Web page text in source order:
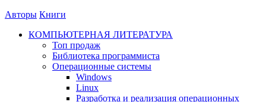
Авторы Книги
КОМПЬЮТЕРНАЯ ЛИТЕРАТУРА
Топ продаж
Библиотека программиста
Операционные системы
Windows
Linux
Разработка и реализация операционных